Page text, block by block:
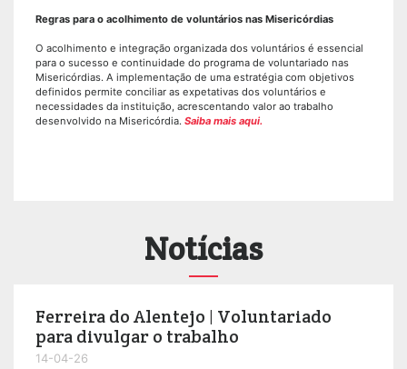
Regras para o acolhimento de voluntários nas Misericórdias
O acolhimento e integração organizada dos voluntários é essencial
para o sucesso e continuidade do programa de voluntariado nas
Misericórdias. A implementação de uma estratégia com objetivos
definidos permite conciliar as expetativas dos voluntários e
necessidades da instituição, acrescentando valor ao trabalho
desenvolvido na Misericórdia. Saiba mais aqui.
Notícias
Ferreira do Alentejo | Voluntariado
para divulgar o trabalho
14-04-26